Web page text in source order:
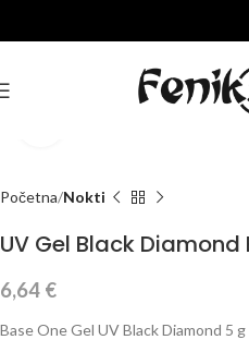
Početna Nokti
UV Gel Black Diamond
6,64 €
Base One Gel UV Black Diamond 5 g